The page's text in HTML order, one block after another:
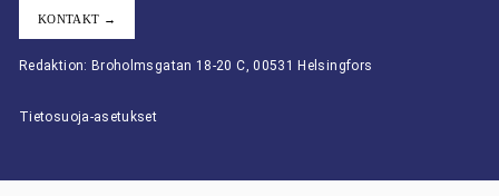
KONTAKT →
Redaktion: Broholmsgatan 18-20 C, 00531 Helsingfors
Tietosuoja-asetukset